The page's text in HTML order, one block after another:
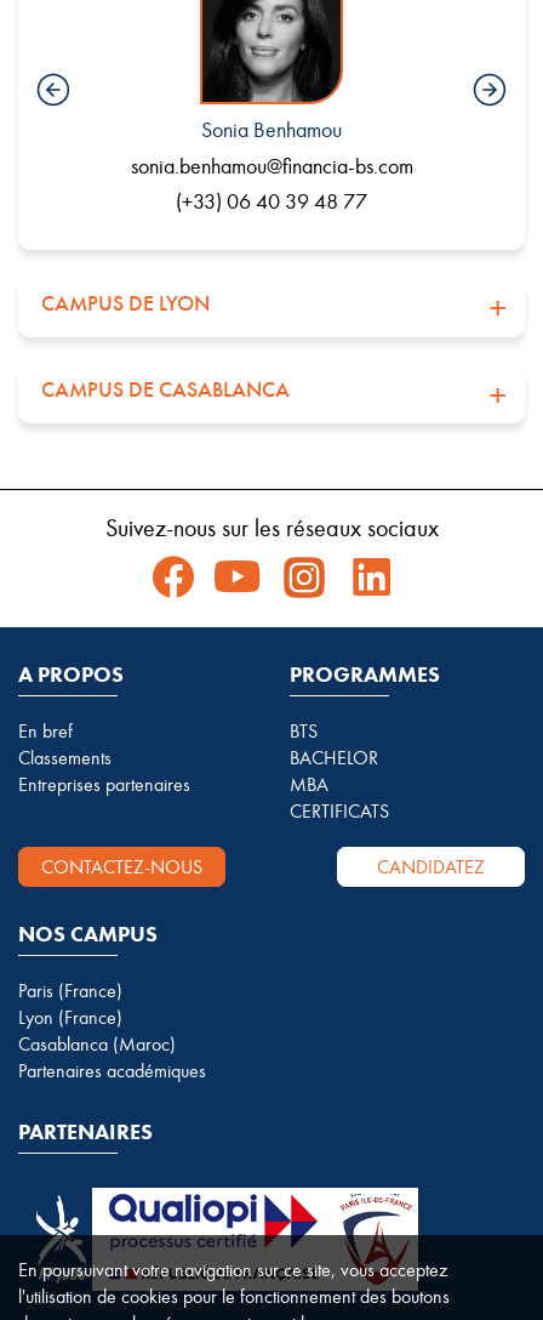
Sonia Benhamou
sonia.benhamou@financia-bs.com
(+33) 06 40 39 48 77
CAMPUS DE LYON
CAMPUS DE CASABLANCA
Suivez-nous sur les réseaux sociaux
A PROPOS
En bref
Classements
Entreprises partenaires
PROGRAMMES
BTS
BACHELOR
MBA
CERTIFICATS
CONTACTEZ-NOUS CANDIDATEZ
NOS CAMPUS
Paris (France)
Lyon (France)
Casablanca (Maroc)
Partenaires académiques
PARTENAIRES
En poursuivant votre navigation sur ce site, vous acceptez
l'utilisation de cookies pour le fonctionnement des boutons